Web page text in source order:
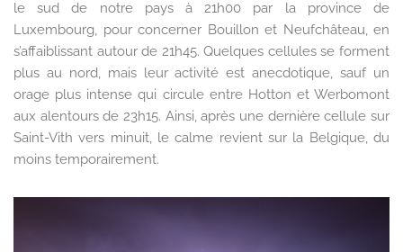
le sud de notre pays à 21h00 par la province de
Luxembourg, pour concerner Bouillon et Neufchâteau, en
s’affaiblissant autour de 21h45. Quelques cellules se forment
plus au nord, mais leur activité est anecdotique, sauf un
orage plus intense qui circule entre Hotton et Werbomont
aux alentours de 23h15. Ainsi, après une dernière cellule sur
Saint-Vith vers minuit, le calme revient sur la Belgique, du
moins temporairement.